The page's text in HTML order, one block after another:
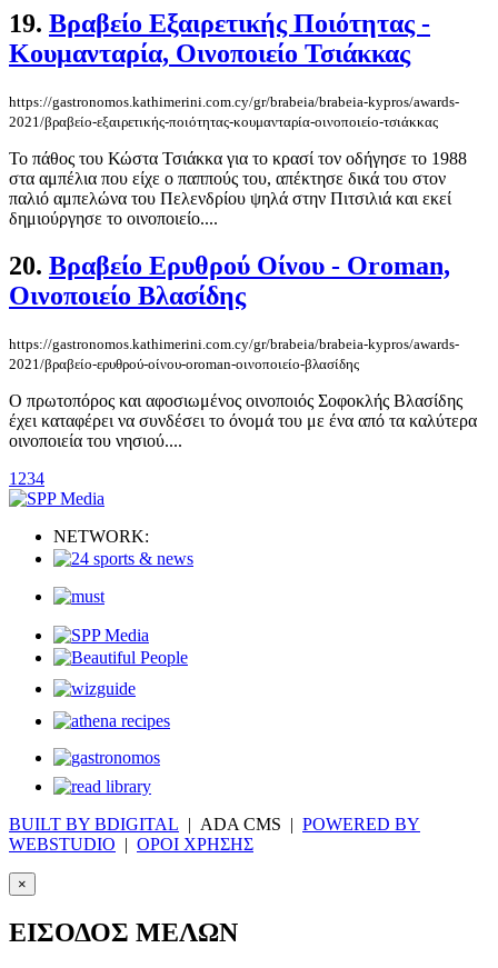
19. Βραβείο Εξαιρετικής Ποιότητας -
Κουμανταρία, Οινοποιείο Τσιάκκας
https://gastronomos.kathimerini.com.cy/gr/brabeia/brabeia-kypros/awards-
2021/βραβείο-εξαιρετικής-ποιότητας-κουμανταρία-οινοποιείο-τσιάκκας
Το πάθος του Κώστα Τσιάκκα για το κρασί τον οδήγησε το 1988
στα αμπέλια που είχε ο παππούς του, απέκτησε δικά του στον
παλιό αμπελώνα του Πελενδρίου ψηλά στην Πιτσιλιά και εκεί
δημιούργησε το οινοποιείο....
20. Βραβείο Ερυθρού Οίνου - Orοman,
Οινοποιείο Βλασίδης
https://gastronomos.kathimerini.com.cy/gr/brabeia/brabeia-kypros/awards-
2021/βραβείο-ερυθρού-οίνου-orοman-οινοποιείο-βλασίδης
Ο πρωτοπόρος και αφοσιωμένος οινοποιός Σοφοκλής Βλασίδης
έχει καταφέρει να συνδέσει το όνομά του με ένα από τα καλύτερα
οινοποιεία του νησιού....
1 234
NETWORK:
BUILT BY BDIGITAL | ADA CMS | POWERED BY
WEBSTUDIO | ΟΡΟΙ ΧΡΗΣΗΣ
×
ΕΙΣΟΔΟΣ ΜΕΛΩΝ